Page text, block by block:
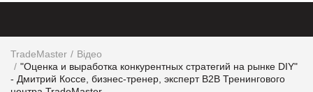
TradeMaster
Відео
"Оценка и выработка конкурентных стратегий на рынке DIY"
- Дмитрий Коссе, бизнес-тренер, эксперт В2В Тренингового